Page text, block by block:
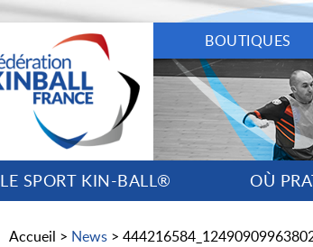
BOUTIQUES
LE SPORT KIN-BALL® OÙ
Accueil > News >